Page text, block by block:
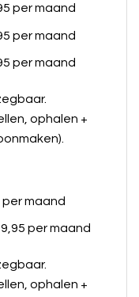
per maand
per maand
per maand
ophalen +
maand
per maand
ophalen +